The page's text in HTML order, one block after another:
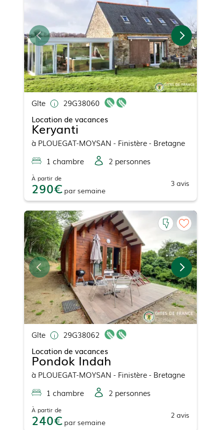
Gîte
29G38060
Location de vacances
Keryanti
à PLOUEGAT-MOYSAN - Finistère - Bretagne
1 chambre 2 personnes
À partir de
290 par semaine
3 avis
Gîte
29G38062
Location de vacances
Pondok Indah
à PLOUEGAT-MOYSAN - Finistère - Bretagne
1 chambre 2 personnes
À partir de
240 par semaine
2 avis